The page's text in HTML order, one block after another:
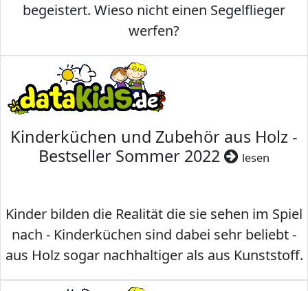
begeistert. Wieso nicht einen Segelflieger
werfen?
Kinderküchen und Zubehör aus Holz -
Bestseller Sommer 2022
lesen
Kinder bilden die Realität die sie sehen im Spiel
nach - Kinderküchen sind dabei sehr beliebt -
aus Holz sogar nachhaltiger als aus Kunststoff.